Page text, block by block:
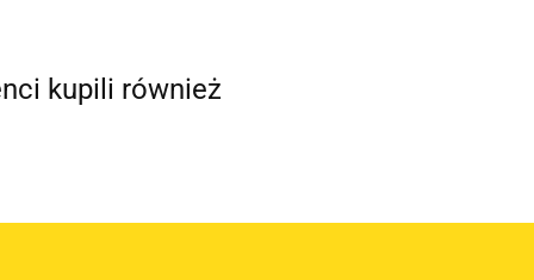
kupili również